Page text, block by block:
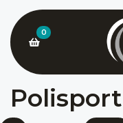
0
Polisport